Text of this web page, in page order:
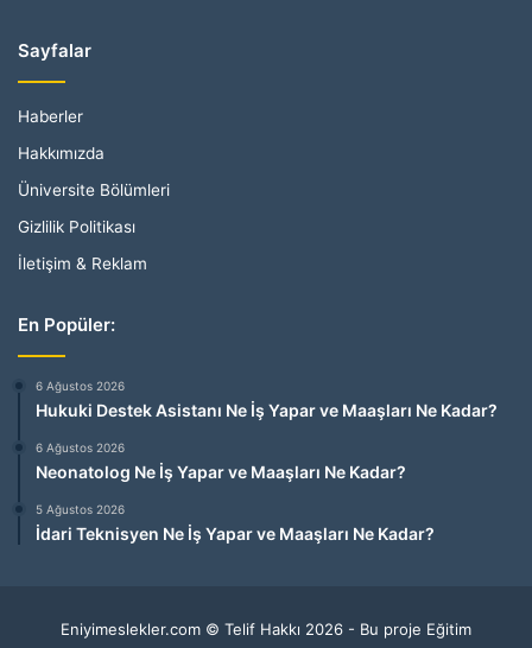
Sayfalar
Haberler
Hakkımızda
Üniversite Bölümleri
Gizlilik Politikası
İletişim & Reklam
En Popüler:
6 Ağustos 2026
Hukuki Destek Asistanı Ne İş Yapar ve Maaşları Ne Kadar?
6 Ağustos 2026
Neonatolog Ne İş Yapar ve Maaşları Ne Kadar?
5 Ağustos 2026
İdari Teknisyen Ne İş Yapar ve Maaşları Ne Kadar?
Eniyimeslekler.com © Telif Hakkı 2026 - Bu proje Eğitim